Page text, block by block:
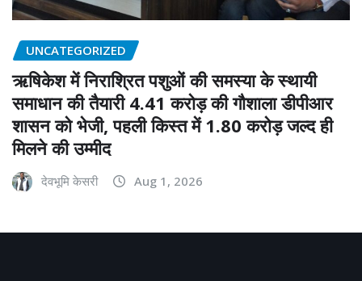
UNCATEGORIZED
ऋषिकेश में निराश्रित पशुओं की समस्या के स्थायी
समाधान की तैयारी 4.41 करोड़ की गौशाला डीपीआर
शासन को भेजी, पहली किस्त में 1.80 करोड़ जल्द ही
मिलने की उम्मीद
देवभूमि केसरी Aug 1, 2026